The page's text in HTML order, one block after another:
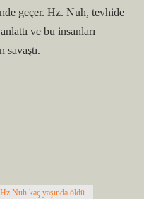
geçer. Hz. Nuh, tevhide
ve bu insanları
savaştı.
Hz Nuh kaç yaşında öldü